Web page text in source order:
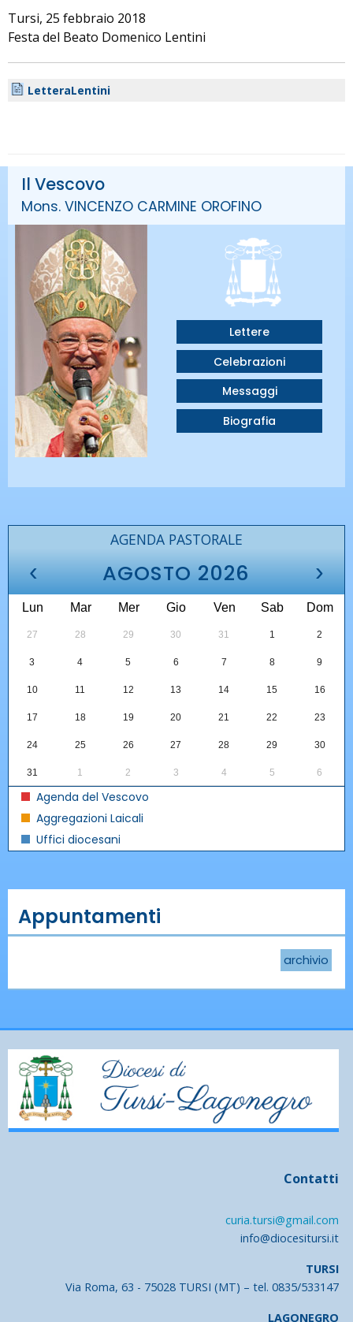
Tursi, 25 febbraio 2018
Festa del Beato Domenico Lentini
LetteraLentini
Il Vescovo
Mons. VINCENZO CARMINE OROFINO
Lettere
Celebrazioni
Messaggi
Biografia
AGENDA PASTORALE
‹ AGOSTO 2026 ›
Lun Mar Mer Gio Ven Sab Dom
27 28 29 30 31 1 2
3 4 5 6 7 8 9
10 11 12 13 14 15 16
17 18 19 20 21 22 23
24 25 26 27 28 29 30
31 1 2 3 4 5 6
Agenda del Vescovo
Aggregazioni Laicali
Uffici diocesani
Appuntamenti
archivio
Contatti
curia.tursi@gmail.com
info@diocesitursi.it
TURSI
Via Roma, 63 - 75028 TURSI (MT) – tel. 0835/533147
LAGONEGRO